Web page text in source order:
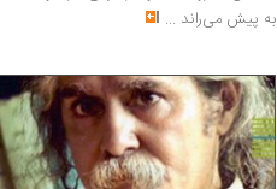
به پیش می‌راند ...